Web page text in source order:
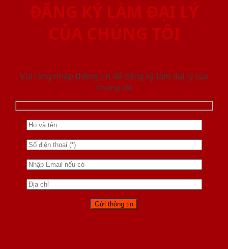
ĐĂNG KÝ LÀM ĐẠI LÝ
CỦA CHÚNG TÔI
Vui lòng nhập thông tin để đăng ký làm đại lý của
chúng tôi